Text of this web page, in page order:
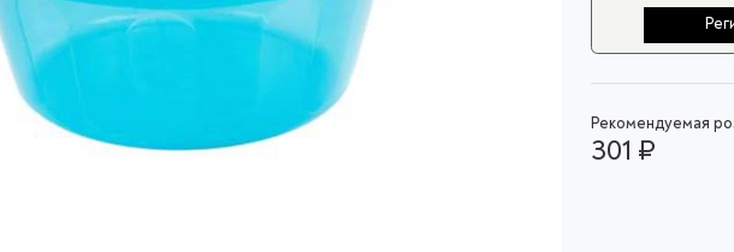
Рекомендуемая
301 ₽